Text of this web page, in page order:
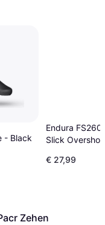
- Black
Endura FS260
Slick
€ 27,99
Zehen